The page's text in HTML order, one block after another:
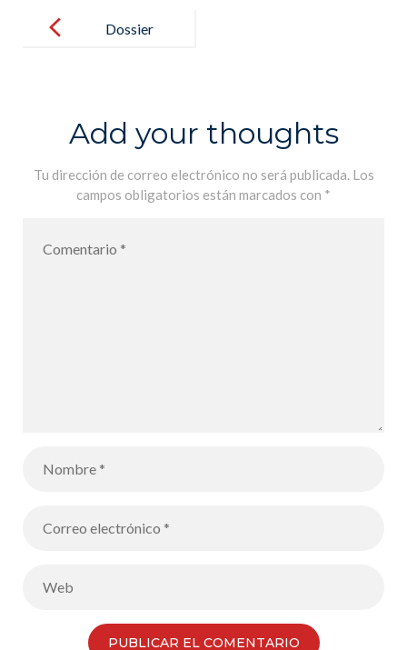
navigation
Dossier
Add your thoughts
Tu dirección de correo electrónico no será publicada. Los
campos obligatorios están marcados con *